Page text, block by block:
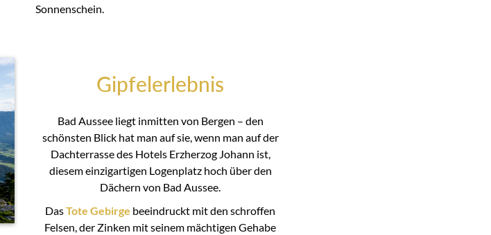
Sonnenschein.
Gipfelerlebnis
Bad Aussee liegt inmitten von Bergen – den
schönsten Blick hat man auf sie, wenn man auf der
Dachterrasse des Hotels Erzherzog Johann ist,
diesem einzigartigen Logenplatz hoch über den
Dächern von Bad Aussee.
DasTote Gebirge beeindruckt mit den schroffen
Felsen, der Zinken mit seinem mächtigen Gehabe